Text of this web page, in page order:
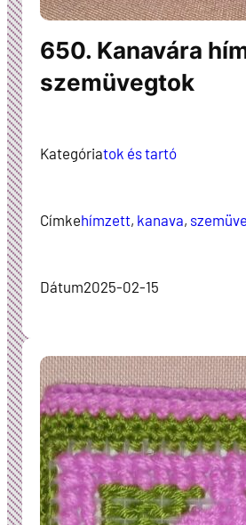
650. Kanavára
szemüvegtok
Kategóriatok és tartó
Címkehímzett, kanava,
Dátum2025-02-15